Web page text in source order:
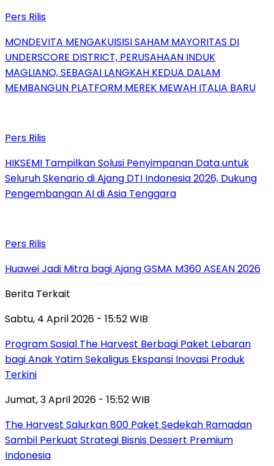
Pers Rilis
MONDEVITA MENGAKUISISI SAHAM MAYORITAS DI
UNDERSCORE DISTRICT, PERUSAHAAN INDUK
MAGLIANO, SEBAGAI LANGKAH KEDUA DALAM
MEMBANGUN PLATFORM MEREK MEWAH ITALIA BARU
Pers Rilis
HIKSEMI Tampilkan Solusi Penyimpanan Data untuk
Seluruh Skenario di Ajang DTI Indonesia 2026, Dukung
Pengembangan AI di Asia Tenggara
Pers Rilis
Huawei Jadi Mitra bagi Ajang GSMA M360 ASEAN 2026
Berita Terkait
Sabtu, 4 April 2026 - 15:52 WIB
Program Sosial The Harvest Berbagi Paket Lebaran
bagi Anak Yatim Sekaligus Ekspansi Inovasi Produk
Terkini
Jumat, 3 April 2026 - 15:52 WIB
The Harvest Salurkan 800 Paket Sedekah Ramadan
Sambil Perkuat Strategi Bisnis Dessert Premium
Indonesia